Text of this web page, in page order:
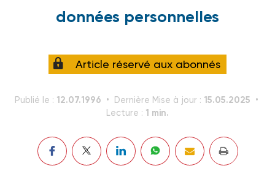
données personnelles
Article réservé aux abonnés
Publié le : 12.07.1996 Dernière Mise à jour : 15.05.2025
Lecture : 1 min.